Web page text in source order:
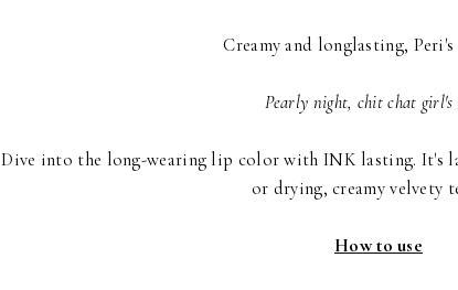
Creamy and longlasting,
Pearly night, chit chat girl's
Dive into the long-wearing lip color with INK lasting. It's
or drying, creamy velvety
How to use